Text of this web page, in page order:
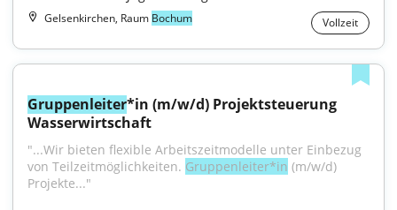
Gelsenkirchen, Raum Bochum Vollzeit
Gruppenleiter*in (m/w/d) Projektsteuerung
Wasserwirtschaft
"...Wir bieten flexible Arbeitszeitmodelle unter Einbezug
von Teilzeitmöglichkeiten. Gruppenleiter*in (m/w/d)
Projekte..."